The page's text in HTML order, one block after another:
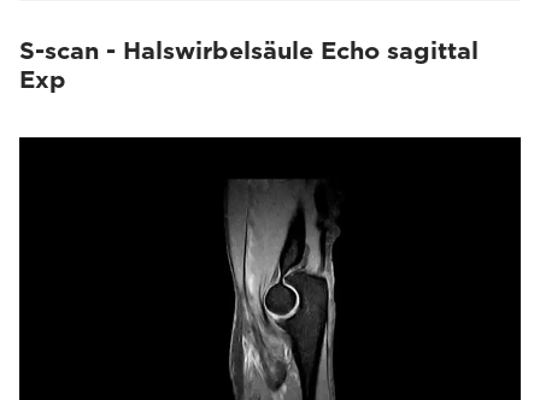
S-scan - Halswirbelsäule Echo sagittal
Exp